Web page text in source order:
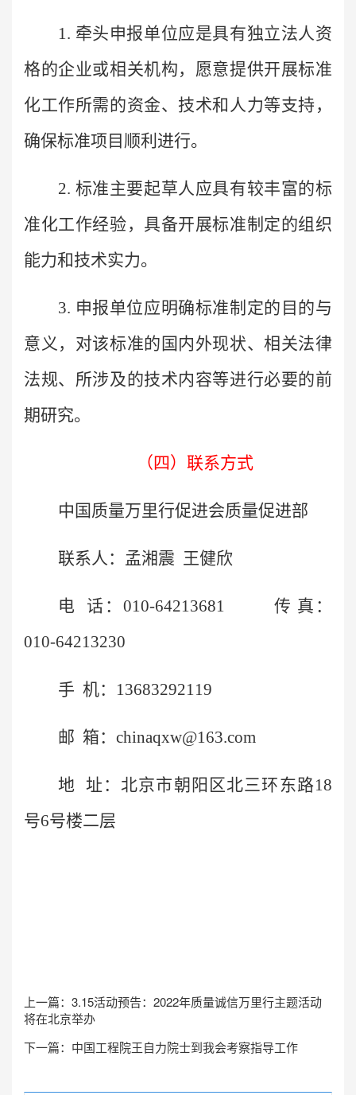
1. 牵头申报单位应是具有独立法人资
格的企业或相关机构，愿意提供开展标准
化工作所需的资金、技术和人力等支持，
确保标准项目顺利进行。
2. 标准主要起草人应具有较丰富的标
准化工作经验，具备开展标准制定的组织
能力和技术实力。
3. 申报单位应明确标准制定的目的与
意义，对该标准的国内外现状、相关法律
法规、所涉及的技术内容等进行必要的前
期研究。
（四） 联系方式
中国质量万里行促进会质量促进部
联系人：孟湘震 王健欣
电 话：010-64213681 传 真 ：
010-64213230
手 机： 13683292119
邮 箱： chinaqxw@163.com
地 址：北京市朝阳区北三环东路18
号6号楼二层
上一篇： 3.15活动预告：2022年质量诚信万里行主题活动
将在北京举办
下一篇： 中国工程院王自力院士到我会考察指导工作